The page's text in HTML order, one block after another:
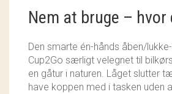
ANDRE BRANDS
Nem at bruge – hvor
Den smarte én-hånds åben/
Cup2Go særligt velegnet til
en gåtur i naturen. Låget slutter
have koppen med i tasken uden